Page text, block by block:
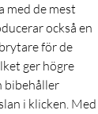
med de mest
också en
för de
ger högre
bibehåller
i klicken. Med